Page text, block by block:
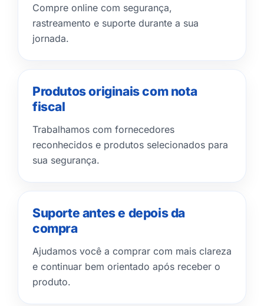
Compre online com segurança,
rastreamento e suporte durante a sua
jornada.
Produtos originais com nota
fiscal
Trabalhamos com fornecedores
reconhecidos e produtos selecionados para
sua segurança.
Suporte antes e depois da
compra
Ajudamos você a comprar com mais clareza
e continuar bem orientado após receber o
produto.